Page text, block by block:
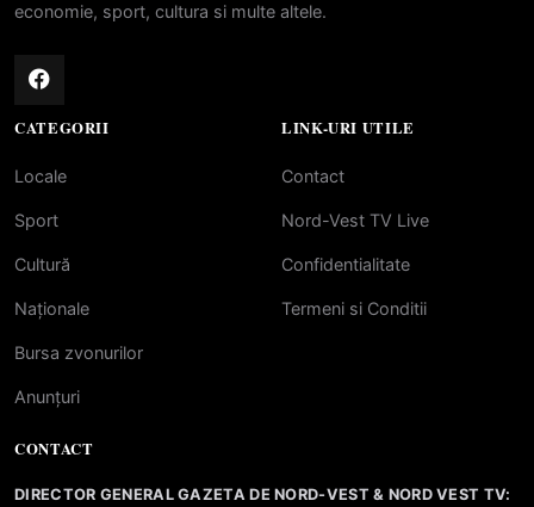
economie, sport, cultura si multe altele.
CATEGORII
Locale
Sport
Cultură
Naționale
Bursa zvonurilor
Anunțuri
LINK-URI UTILE
Contact
Nord-Vest TV Live
Confidentialitate
Termeni si Conditii
CONTACT
DIRECTOR GENERAL GAZETA DE NORD-VEST & NORD VEST TV: